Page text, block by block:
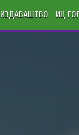
ИЗДАВАШТВО ИЦ